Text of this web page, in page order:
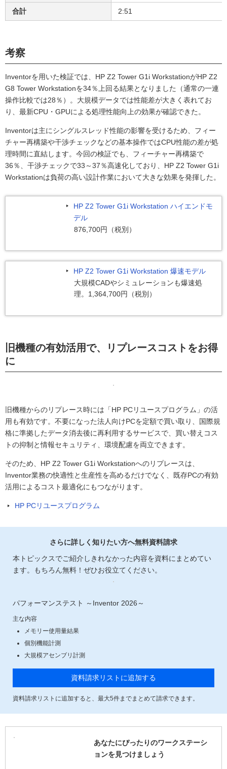
合計 2:51
考察
Inventorを用いた検証では、HP Z2 Tower G1i WorkstationがHP Z2
G8 Tower Workstationを34％上回る結果となりました（通常の一連
操作比較では28％）。大規模データでは性能差が大きく表れてお
り、最新CPU・GPUによる処理性能向上の効果が確認できた。
Inventorは主にシングルスレッド性能の影響を受けるため、フィー
チャー再構築や干渉チェックなどの基本操作ではCPU性能の差が処
理時間に直結します。今回の検証でも、フィーチャー再構築で
36％、干渉チェックで33～37％高速化しており、HP Z2 Tower G1i
Workstationは負荷の高い設計作業において大きな効果を発揮した。
HP Z2 Tower G1i Workstation ハイエンドモ
デル
876,700円（税別）
HP Z2 Tower G1i Workstation 爆速モデル
大規模CADやシミュレーションも爆速処
理。1,364,700円（税別）
旧機種の有効活用で、リプレースコストをお得
に
旧機種からのリプレース時には「HP PCリユースプログラム」の活
用も有効です。不要になった法人向けPCを定額で買い取り、国際規
格に準拠したデータ消去後に再利用するサービスで、買い替えコス
トの抑制と情報セキュリティ、環境配慮を両立できます。
そのため、HP Z2 Tower G1i Workstationへのリプレースは、
Inventor業務の快適性と生産性を高めるだけでなく、既存PCの有効
活用によるコスト最適化にもつながります。
HP PCリユースプログラム
さらに詳しく知りたい方へ無料資料請求
本トピックスでご紹介しきれなかった内容を資料にまとめてい
ます。もちろん無料！ぜひお役立てください。
パフォーマンステスト ～Inventor 2026～
主な内容
メモリー使用量結果
個別機能計測
大規模アセンブリ計測
資料請求リストに追加する
資料請求リストに追加すると、最大5件までまとめて請求できます。
あなたにぴったりのワークステーシ
ョンを見つけましょう